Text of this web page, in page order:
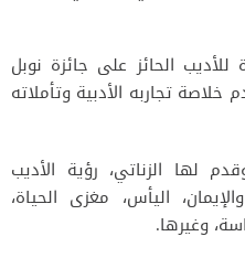
الحائز على جائزة نوبل
تجاربه الأدبية وتأملاته
لها الزناتي، رؤية الأديب
اليأس، مغزى الحياة،
وغيرها.